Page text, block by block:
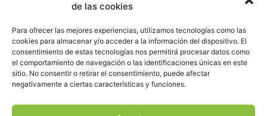
de las cookies
Para ofrecer las mejores experiencias, utilizamos tecnologías como las
cookies para almacenar y/o acceder a la información del dispositivo. El
consentimiento de estas tecnologías nos permitirá procesar datos como
el comportamiento de navegación o las identificaciones únicas en este
sitio. No consentir o retirar el consentimiento, puede afectar
negativamente a ciertas características y funciones.